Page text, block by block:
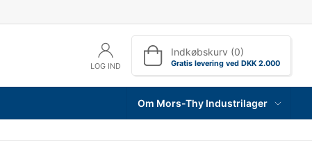
LOG IND
Indkøbskurv (0)
Gratis levering ved DKK 2.000
Om Mors-Thy Industrilager